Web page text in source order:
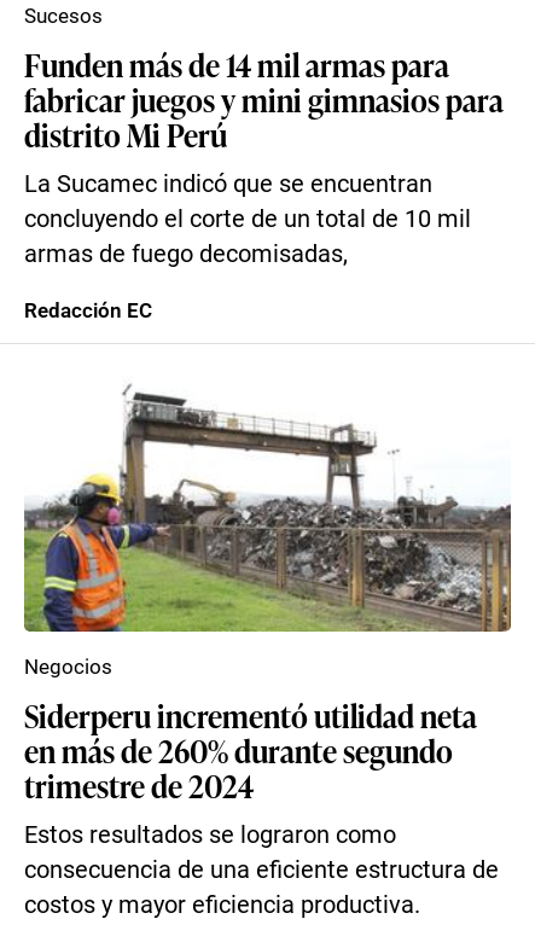
Funden más de 14 mil armas para
fabricar juegos y mini gimnasios para
distrito Mi Perú
La Sucamec indicó que se encuentran
concluyendo el corte de un total de 10 mil
armas de fuego decomisadas,
Sucesos
Redacción EC
Siderperu incrementó utilidad neta
en más de 260% durante segundo
trimestre de 2024
Estos resultados se lograron como
consecuencia de una eficiente estructura de
costos y mayor eficiencia productiva.
Negocios